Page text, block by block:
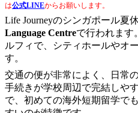
は公式LINEからお願いします。
Life Journeyのシンガポール夏
Language Centreで行われます
ルフィで、シティホールやオ
す。
交通の便が非常によく、日常
手続きが学校周辺で完結しや
で、初めての海外短期留学で